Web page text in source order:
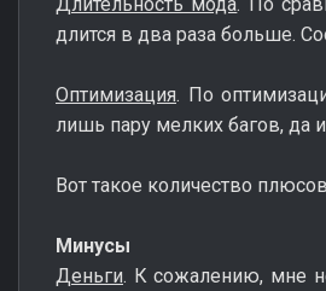
Длительность мода. По
длится в два раза больше.
Оптимизация. По
лишь пару мелких багов, да
Вот такое количество
Минусы
Деньги. К сожалению, мне